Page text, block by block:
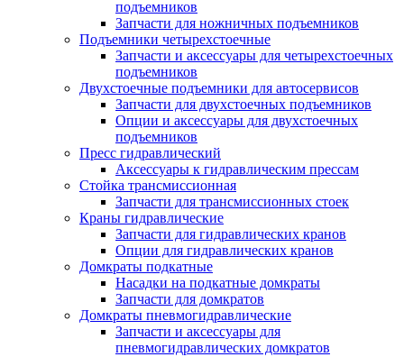
подъемников
Запчасти для ножничных подъемников
Подъемники четырехстоечные
Запчасти и аксессуары для четырехстоечных
подъемников
Двухстоечные подъемники для автосервисов
Запчасти для двухстоечных подъемников
Опции и аксессуары для двухстоечных
подъемников
Пресс гидравлический
Аксессуары к гидравлическим прессам
Стойка трансмиссионная
Запчасти для трансмиссионных стоек
Краны гидравлические
Запчасти для гидравлических кранов
Опции для гидравлических кранов
Домкраты подкатные
Насадки на подкатные домкраты
Запчасти для домкратов
Домкраты пневмогидравлические
Запчасти и аксессуары для
пневмогидравлических домкратов